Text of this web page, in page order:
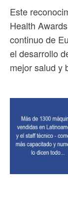
Este
Health
continuo de
el desarrollo
mejor salud y